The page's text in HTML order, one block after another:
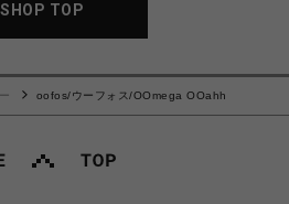
SHOP TOP
oofos/ウーフォス/OOmega OOahh